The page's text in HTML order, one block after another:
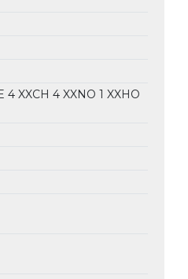
4 XXCH 4 XXNO 1 XXHO